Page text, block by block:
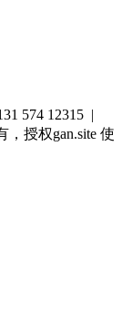
574 12315 |
，授权gan.site 使